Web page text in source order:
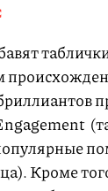
Кроме